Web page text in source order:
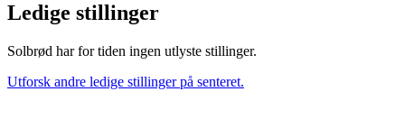
Ledige stillinger
Solbrød har for tiden ingen utlyste stillinger.
Utforsk andre ledige stillinger på senteret.